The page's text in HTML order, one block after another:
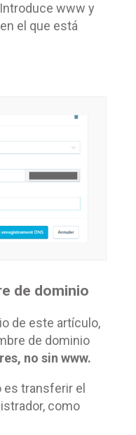
www y
el que está
de dominio
de este artículo,
de dominio
no sin www.
transferir el
como